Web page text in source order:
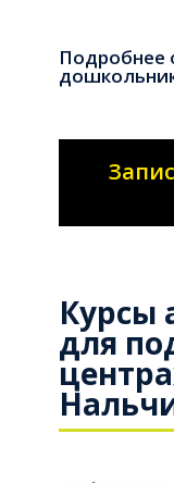
Подробнее
Курсы
для